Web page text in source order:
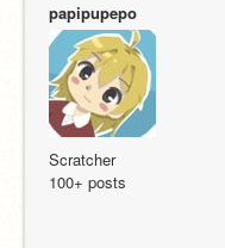
papipupepo
Scratcher
100+ posts